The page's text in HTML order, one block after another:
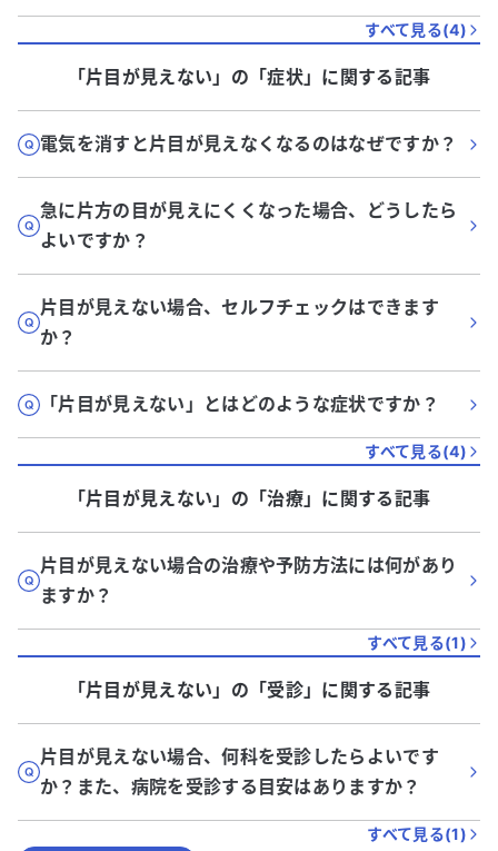
すべて見る(4)
「片目が見えない」 の「症状」に関する記事
電気を消すと片目が見えなくなるのはなぜですか？
急に片方の目が見えにくくなった場合、どうしたら
よいですか？
片目が見えない場合、セルフチェックはできます
か？
「片目が見えない」とはどのような症状ですか？
すべて見る(4)
「片目が見えない」 の「治療」に関する記事
片目が見えない場合の治療や予防方法には何があり
ますか？
すべて見る(1)
「片目が見えない」 の「受診」に関する記事
片目が見えない場合、何科を受診したらよいです
か？また、病院を受診する目安はありますか？
すべて見る(1)